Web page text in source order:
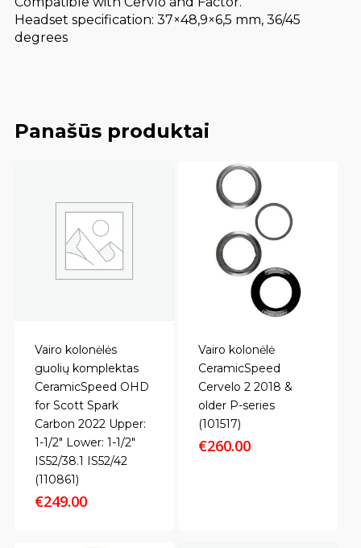
Headset specification: 37×48,9×6,5 mm, 36/45
degrees
Panašūs produktai
Vairo kolonėlės
guolių komplektas
CeramicSpeed OHD
for Scott Spark
Carbon 2022 Upper:
1-1/2" Lower: 1-1/2"
IS52/38.1 IS52/42
(110861)
€249.00
Vairo kolonėlė
CeramicSpeed
Cervelo 2 2018 &
older P-series
(101517)
€260.00